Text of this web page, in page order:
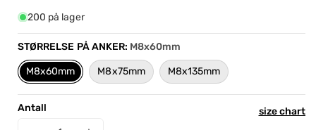
200 på lager
STØRRELSE PÅ ANKER: M8x60mm
M8x60mm M8x75mm M8x135mm
Antall size chart